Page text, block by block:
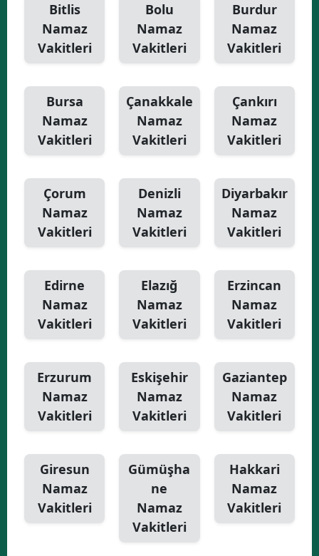
Bitlis
Namaz
Vakitleri
Bolu
Namaz
Vakitleri
Burdur
Namaz
Vakitleri
Bursa
Namaz
Vakitleri
Çanakkale
Namaz
Vakitleri
Çankırı
Namaz
Vakitleri
Çorum
Namaz
Vakitleri
Denizli
Namaz
Vakitleri
Diyarbakır
Namaz
Vakitleri
Edirne
Namaz
Vakitleri
Elazığ
Namaz
Vakitleri
Erzincan
Namaz
Vakitleri
Erzurum
Namaz
Vakitleri
Eskişehir
Namaz
Vakitleri
Gaziantep
Namaz
Vakitleri
Giresun
Namaz
Vakitleri
Gümüşha
ne
Namaz
Vakitleri
Hakkari
Namaz
Vakitleri